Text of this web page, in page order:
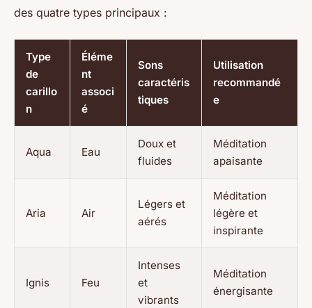
des quatre types principaux :
Type
de
carillo
n
Éléme
nt
associ
é
Sons
caractéris
tiques
Utilisation
recommandé
e
Aqua Eau
Doux et
fluides
Méditation
apaisante
Aria Air
Légers et
aérés
Méditation
légère et
inspirante
Ignis Feu
Intenses
et
vibrants
Méditation
énergisante